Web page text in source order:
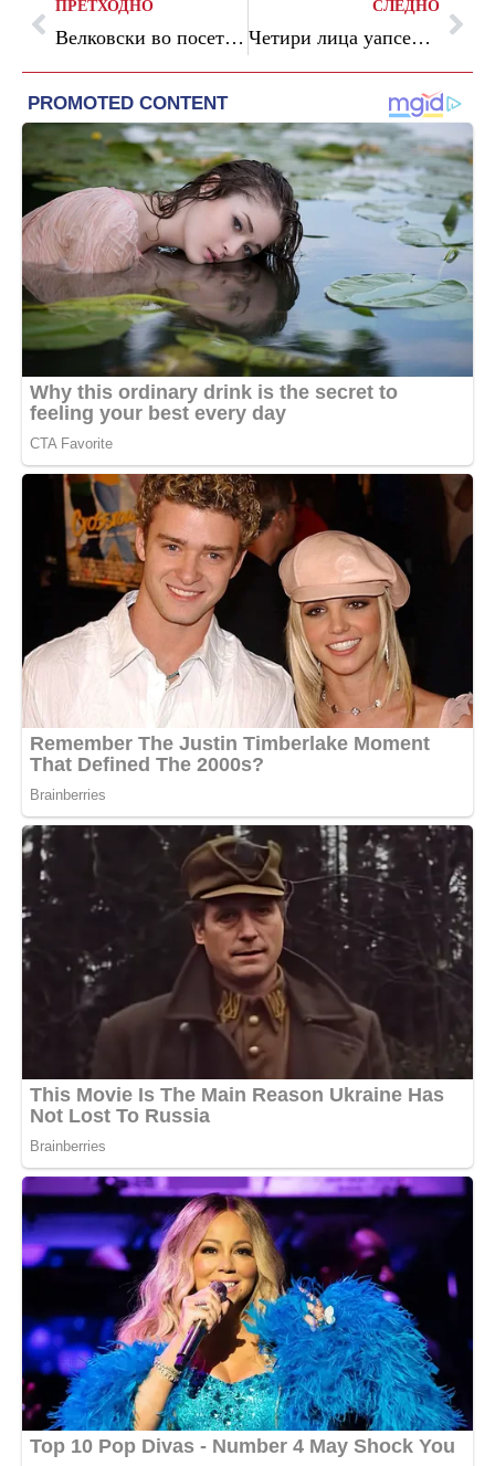
ПРЕТХОДНО
Велковски во посета на Центарот за социјална работа во Велес: Помошта да стигне до оние на кои им е најпотребна
СЛЕДНО
Четири лица уапсени, вкупно пет пријави за семејно насилство во последното деноноќие